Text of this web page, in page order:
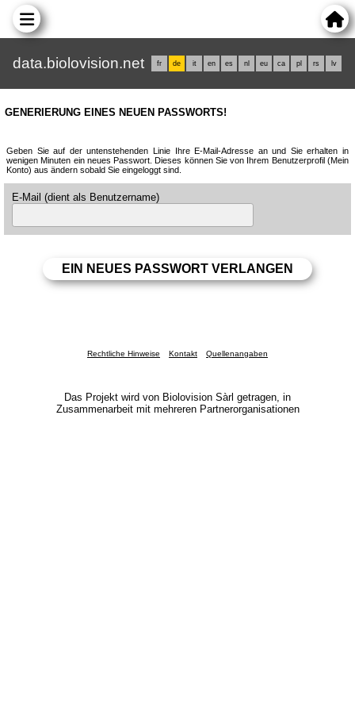
data.biolovision.net fr de it en es nl eu ca pl rs lv
GENERIERUNG EINES NEUEN PASSWORTS!
Geben Sie auf der untenstehenden Linie Ihre E-Mail-Adresse an und Sie erhalten in
wenigen Minuten ein neues Passwort. Dieses können Sie von Ihrem Benutzerprofil (Mein
Konto) aus ändern sobald Sie eingeloggt sind.
E-Mail (dient als Benutzername)
Rechtliche Hinweise Kontakt Quellenangaben
Das Projekt wird von Biolovision Sàrl getragen, in
Zusammenarbeit mit mehreren Partnerorganisationen